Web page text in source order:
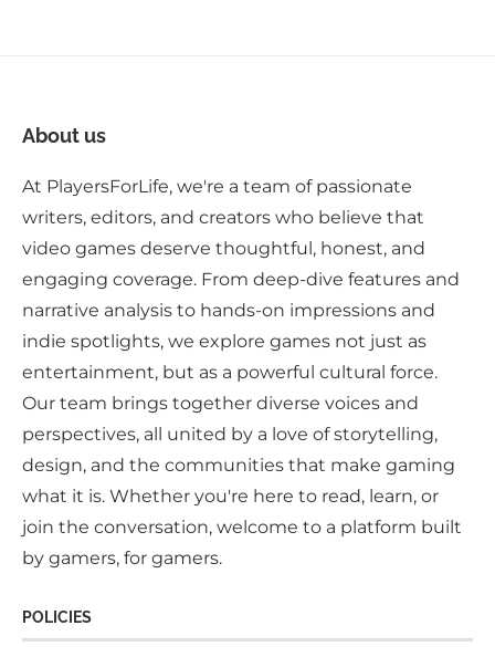
About us
At PlayersForLife, we're a team of passionate
writers, editors, and creators who believe that
video games deserve thoughtful, honest, and
engaging coverage. From deep-dive features and
narrative analysis to hands-on impressions and
indie spotlights, we explore games not just as
entertainment, but as a powerful cultural force.
Our team brings together diverse voices and
perspectives, all united by a love of storytelling,
design, and the communities that make gaming
what it is. Whether you're here to read, learn, or
join the conversation, welcome to a platform built
by gamers, for gamers.
POLICIES